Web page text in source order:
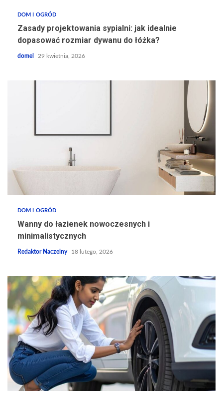
DOM I OGRÓD
Zasady projektowania sypialni: jak idealnie
dopasować rozmiar dywanu do łóżka?
domel 29 kwietnia, 2026
DOM I OGRÓD
Wanny do łazienek nowoczesnych i
minimalistycznych
Redaktor Naczelny 18 lutego, 2026